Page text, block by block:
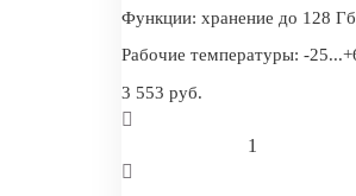
Функции: хранение до 128
Рабочие температуры: -
3 553 руб.